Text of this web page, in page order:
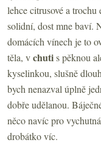
lehce citrusové a
solidní, dost mne baví.
domácích vínech je to
těla, vchutis pěknou
kyselinkou, slušně
bych nenazval úplně
dobře udělanou.
něco navíc pro
drobátko víc.